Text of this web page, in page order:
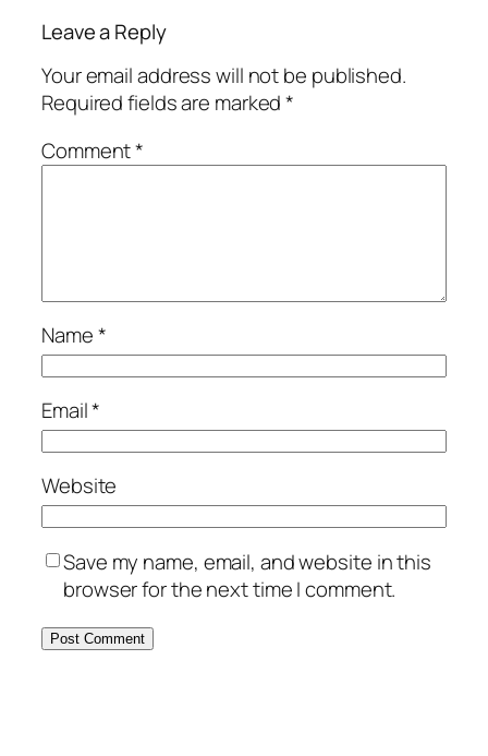
Leave a Reply
Your email address will not be published.
Required fields are marked*
Comment*
Name*
Email*
Website
Save my name, email, and website in this
browser for the next time I comment.